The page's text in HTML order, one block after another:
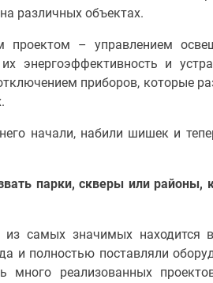
различных объектах.
– управлением
энергоэффективность и
приборов, которые
начали, набили шишек и
парки, скверы или районы,
самых значимых находится
и полностью поставляли
реализованных